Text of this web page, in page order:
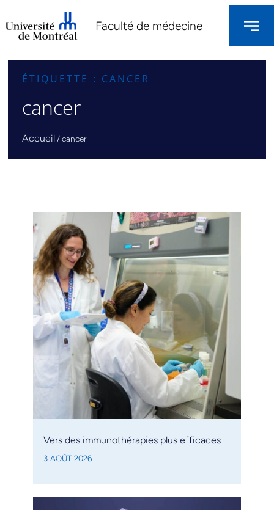
Faculté de médecine
ÉTIQUETTE : CANCER
cancer
Accueil /cancer
Vers des immunothérapies plus efficaces
3 AOÛT 2026